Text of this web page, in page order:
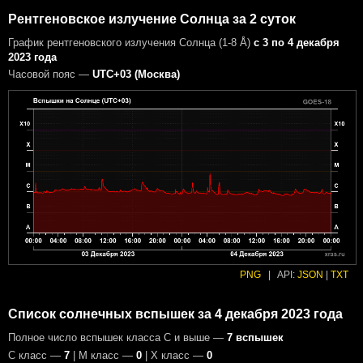
Рентгеновское излучение Солнца за 2 суток
График рентгеновского излучения Солнца (1-8 Å) с 3 по 4 декабря
2023 года
Часовой пояс — UTC+03 (Москва)
PNG API: JSON TXT
Список солнечных вспышек за 4 декабря 2023 года
Полное число вспышек класса C и выше — 7 вспышек
С класс — 7 | М класс — 0 | X класс — 0